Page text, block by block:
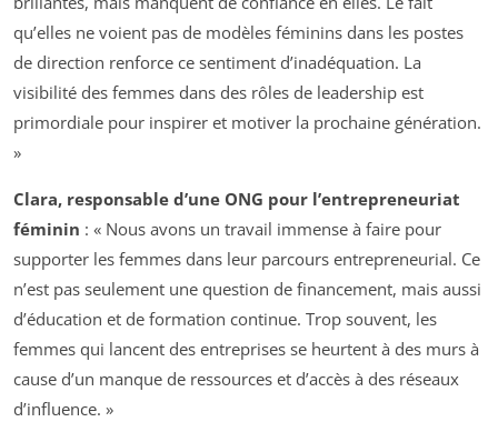
qu’elles ne voient pas de modèles féminins dans les postes
de direction renforce ce sentiment d’inadéquation. La
visibilité des femmes dans des rôles de leadership est
primordiale pour inspirer et motiver la prochaine génération.
»
Clara, responsable d’une ONG pour l’entrepreneuriat
féminin : « Nous avons un travail immense à faire pour
supporter les femmes dans leur parcours entrepreneurial. Ce
n’est pas seulement une question de financement, mais aussi
d’éducation et de formation continue. Trop souvent, les
femmes qui lancent des entreprises se heurtent à des murs à
cause d’un manque de ressources et d’accès à des réseaux
d’influence. »